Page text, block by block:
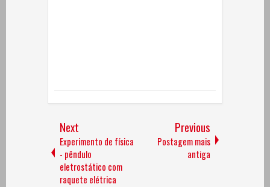
Next
Experimento de física
- pêndulo
eletrostático com
raquete elétrica
Previous
Postagem mais
antiga